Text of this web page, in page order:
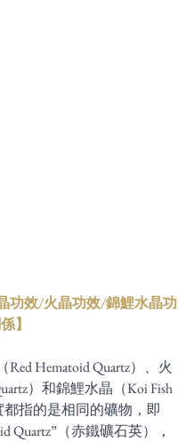
功效/火晶功效/錦鯉水晶功
】
Hematoid Quartz）、火
）和錦鯉水晶（Koi Fish
都指的是相同的礦物，即
Quartz”（赤鐵礦石英），